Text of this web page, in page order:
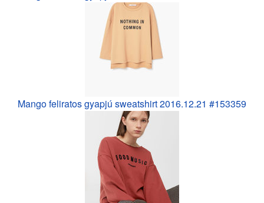
Mango feliratos gyapjú sweatshirt 2016.12.21 #153359